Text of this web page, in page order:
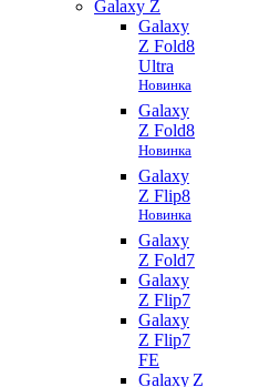
Galaxy Z
Galaxy
Z Fold8
Ultra
Новинка
Galaxy
Z Fold8
Новинка
Galaxy
Z Flip8
Новинка
Galaxy
Z Fold7
Galaxy
Z Flip7
Galaxy
Z Flip7
FE
Galaxy Z